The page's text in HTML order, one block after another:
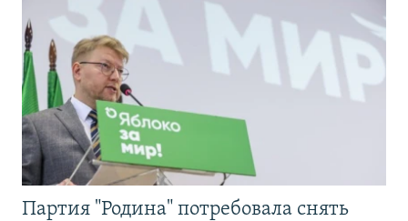
Партия "Родина" потребовала снять